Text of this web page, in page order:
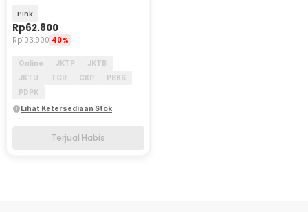
Pink
Rp62.800
Rp103.900 40%
Online JKTP
JKTB
JKTU
TGR CKP
PBKS
PDPK
Lihat Ketersediaan Stok
Terjual Habis